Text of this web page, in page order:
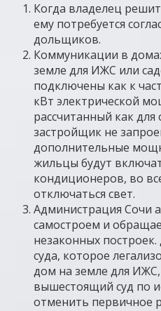
Когда владелец
ему потребуется
дольщиков.
Коммуникации в
земле для ИЖС или
подключены как к
кВт электрической
рассчитанный как для
застройщик не
дополнительные
жильцы будут
кондиционеров, во
отключаться свет.
Администрация Сочи
самостроем и
незаконных
суда, которое
дом на земле для ИЖС,
вышестоящий суд по
отменить первичное